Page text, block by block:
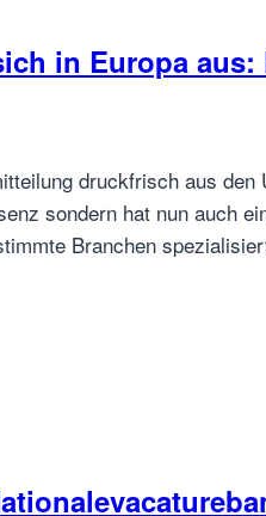
in Europa
druckfrisch aus
sondern hat nun auch
Branchen